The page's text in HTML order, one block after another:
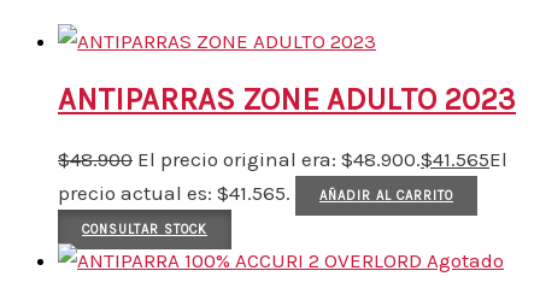
ANTIPARRAS ZONE ADULTO 2023
$48.900 El precio original era: $48.900.$41.565El
precio actual es: $41.565.
AÑADIR AL CARRITO
CONSULTAR STOCK
Agotado